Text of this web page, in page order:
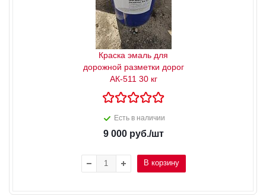
Краска эмаль для
дорожной разметки дорог
АК-511 30 кг
Есть в наличии
9 000руб./шт
В корзину